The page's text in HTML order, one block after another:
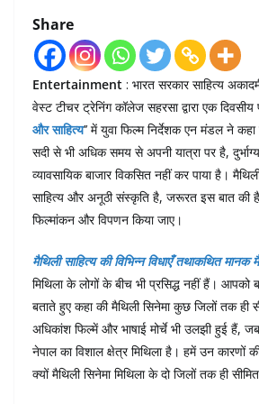
Share
Entertainment : भारत सरकार साहित्य
वेस्ट टीचर ट्रेनिंग कॉलेज सहरसा द्वारा एक दिवसीय
और साहित्य’’ में युवा फिल्म निर्देशक एन मंडल ने
सदी से भी अधिक समय से अपनी यात्रा पर है,
व्यावसायिक बाजार विकसित नहीं कर पाया है।
साहित्य और अनूठी संस्कृति है, जरूरत इस बात की
फिल्मांकन और विपणन किया जाए।
मैथिली साहित्य की विभिन्न विधाएँ तथाकथित
मिथिला के लोगों के बीच भी प्रसिद्ध नहीं हैं।
बताते हुए कहा की मैथिली सिनेमा कुछ जिलों तक ही
अधिकांश फिल्में और भाषाई मोर्चे भी उलझी हुई हैं,
नेपाल का विशाल क्षेत्र मिथिला है। हमें उन कारणों
क्यों मैथिली सिनेमा मिथिला के दो जिलों तक ही